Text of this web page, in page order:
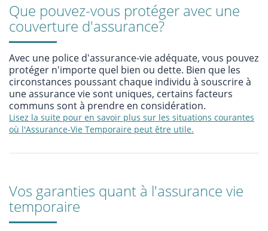
Que pouvez-vous protéger avec une
couverture d'assurance?
Avec une police d'assurance-vie adéquate, vous pouvez
protéger n'importe quel bien ou dette. Bien que les
circonstances poussant chaque individu à souscrire à
une assurance vie sont uniques, certains facteurs
communs sont à prendre en considération.
Lisez la suite pour en savoir plus sur les situations courantes
où l'Assurance-Vie Temporaire peut être utile.
Vos garanties quant à l'assurance vie
temporaire